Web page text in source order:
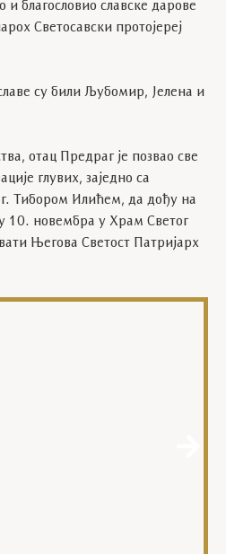
и благословио славске дарове
Светосавски протојереј
су били Љубомир, Јелена и
отац Предраг је позвао све
глувих, заједно са
Тибором Илићем, да дођу на
10. новембра у Храм Светог
Његова Светост Патријарх